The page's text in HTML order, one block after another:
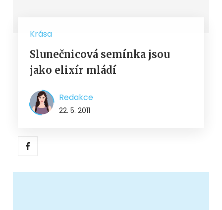
Krása
Slunečnicová semínka jsou
jako elixír mládí
Redakce
22. 5. 2011